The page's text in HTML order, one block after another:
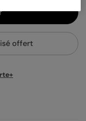
offert